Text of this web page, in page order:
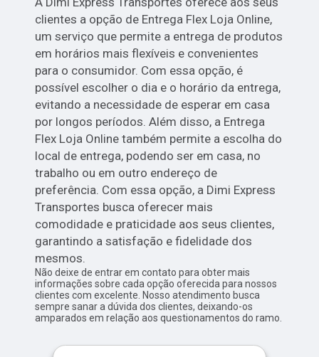
clientes a opção de Entrega Flex Loja Online,
um serviço que permite a entrega de produtos
em horários mais flexíveis e convenientes
para o consumidor. Com essa opção, é
possível escolher o dia e o horário da entrega,
evitando a necessidade de esperar em casa
por longos períodos. Além disso, a Entrega
Flex Loja Online também permite a escolha do
local de entrega, podendo ser em casa, no
trabalho ou em outro endereço de
preferência. Com essa opção, a Dimi Express
Transportes busca oferecer mais
comodidade e praticidade aos seus clientes,
garantindo a satisfação e fidelidade dos
mesmos.
Não deixe de entrar em contato para obter mais
informações sobre cada opção oferecida para nossos
clientes com excelente. Nosso atendimento busca
sempre sanar a dúvida dos clientes, deixando-os
amparados em relação aos questionamentos do ramo.